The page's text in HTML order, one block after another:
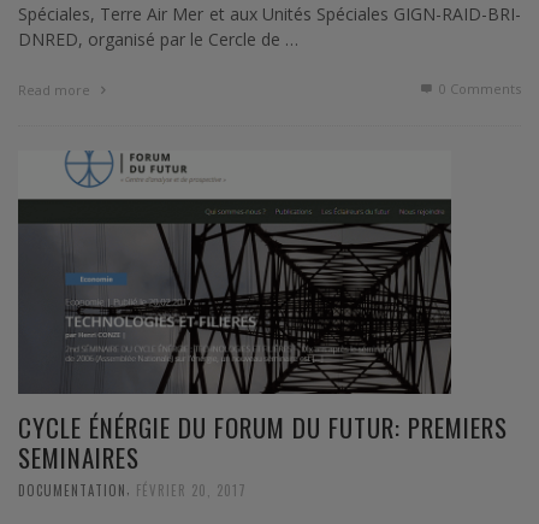
Spéciales, Terre Air Mer et aux Unités Spéciales GIGN-RAID-BRI-
DNRED, organisé par le Cercle de …
Read more 0 Comments
CYCLE ÉNÉRGIE DU FORUM DU FUTUR: PREMIERS
SEMINAIRES
DOCUMENTATION FÉVRIER 20, 2017